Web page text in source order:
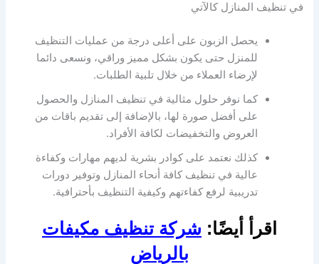
في تنظيف المنازل كالآتي
يحصل الزبون على أعلى درجة من عمليات التنظيف
للمنزل حتى يكون بشكل مميز وراقي، ونسعى دائما
لإرضاء العملاء من خلال تلبية الطلبات.
كما نوفر حلول مثالية في تنظيف المنازل والحصول
على أفضل صورة لها، بالإضافة إلى تقديم باقات من
العروض والتخفيضات لكافة الأفراد.
كذلك نعتمد على كوادر بشرية لديهم مهارات وكفاءة
عالية في تنظيف كافة أنحاء المنازل وتوفير دورات
تدريبية لرفع كفاءتهم وكيفية التنظيف بأحترافية.
اقرأ أيضًا: شركة تنظيف مكيفات
بالرياض